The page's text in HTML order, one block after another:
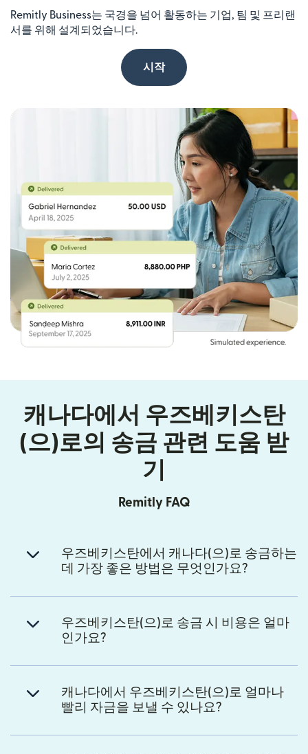
Remitly Business는 국경을 넘어 활동하는 기업, 팀 및 프리랜
서를 위해 설계되었습니다.
시작
캐나다에서 우즈베키스탄
(으)로의 송금 관련 도움 받
기
Remitly FAQ
우즈베키스탄에서 캐나다(으)로 송금하는
데 가장 좋은 방법은 무엇인가요?
우즈베키스탄(으)로 송금 시 비용은 얼마
인가요?
캐나다에서 우즈베키스탄(으)로 얼마나
빨리 자금을 보낼 수 있나요?